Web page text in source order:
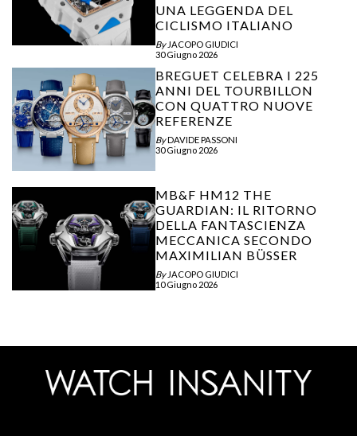
UNA LEGGENDA DEL
CICLISMO ITALIANO
By JACOPO GIUDICI
30 Giugno 2026
BREGUET CELEBRA I 225
ANNI DEL TOURBILLON
CON QUATTRO NUOVE
REFERENZE
ByDAVIDE PASSONI
30 Giugno 2026
MB&F HM12 THE
GUARDIAN: IL RITORNO
DELLA FANTASCIENZA
MECCANICA SECONDO
MAXIMILIAN BÜSSER
By JACOPO GIUDICI
10 Giugno 2026